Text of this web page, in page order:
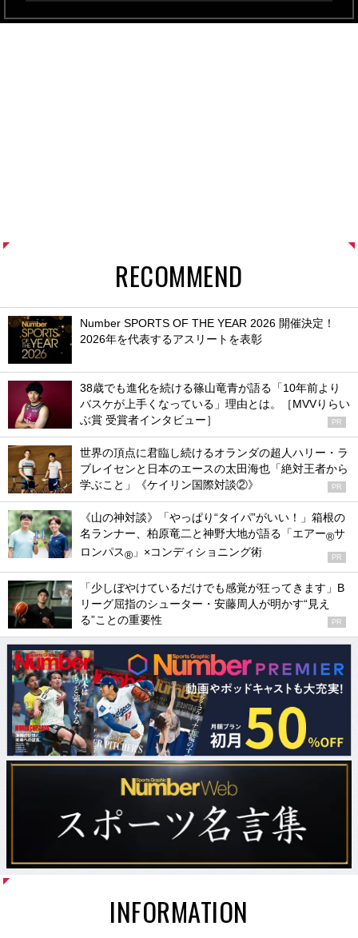
RECOMMEND
Number SPORTS OF THE YEAR 2026 開催決定！
2026年を代表するアスリートを表彰
38歳でも進化を続ける篠山竜青が語る「10年前より
バスケが上手くなっている」理由とは。［MVVりらい
ぶ賞 受賞者インタビュー］
PR
世界の頂点に君臨し続けるオランダの超人ハリー・ラ
ブレイセンと日本のエースの太田海也「絶対王者から
学ぶこと」《ケイリン国際対談②》
PR
《山の神対談》「やっぱり“タイパ”がいい！」箱根の
名ランナー、柏原竜二と神野大地が語る「エアー®サ
ロンパス® 」×コンディショニング術 PR
「少しぼやけているだけでも感覚が狂ってきます」B
リーグ屈指のシューター・安藤周人が明かす“見え
る”ことの重要性
PR
INFORMATION